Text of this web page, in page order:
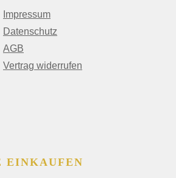
Impressum
Datenschutz
AGB
Vertrag widerrufen
EINKAUFEN